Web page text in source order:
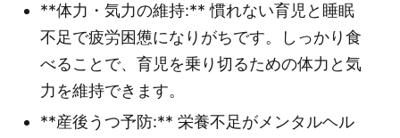
**体力・気力の維持:** 慣れない育児と睡眠
不足で疲労困憊になりがちです。しっかり食
べることで、育児を乗り切るための体力と気
力を維持できます。
**産後うつ予防:** 栄養不足がメンタルヘル